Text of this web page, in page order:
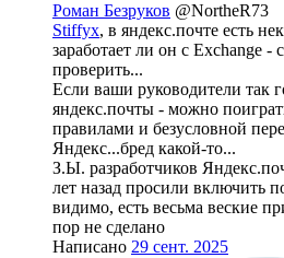
Роман Безруков @NortheR73
Stiffyx, в яндекс.почте есть
заработает ли он с Exchange -
проверить...
Если ваши руководители так
яндекс.почты - можно
правилами и безусловной
Яндекс...бред какой-то...
З.Ы. разработчиков
лет назад просили включить
видимо, есть весьма веские
пор не сделано
Написано 29 сент. 2025